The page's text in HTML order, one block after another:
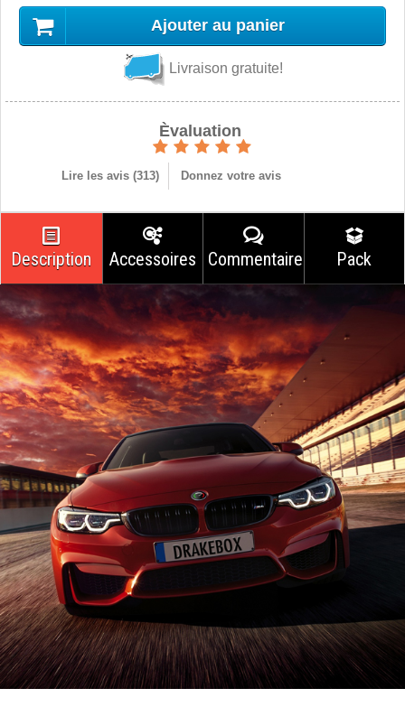
Ajouter au panier
Livraison gratuite!
Èvaluation
Lire les avis (313) Donnez votre avis
Description Accessoires Commentaires Pack